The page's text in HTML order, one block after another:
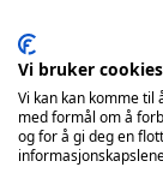
Spillerstall
Administrasjon
Styret
Vi bruker cookies
Vi kan kan komme til
med formål om å
og for å gi deg en